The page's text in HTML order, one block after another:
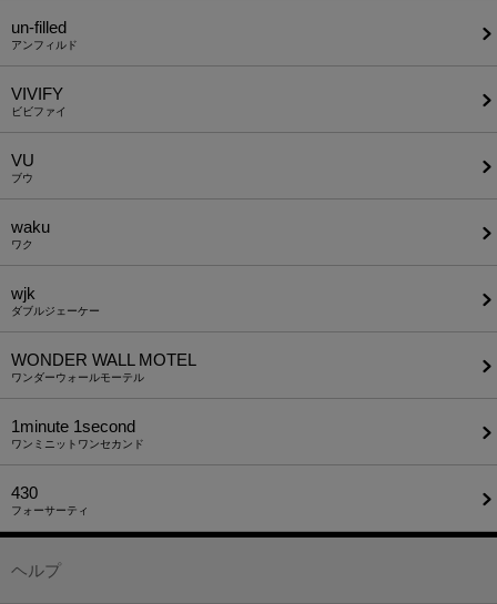
un-filled
アンフィルド
VIVIFY
ビビファイ
VU
ブウ
waku
ワク
wjk
ダブルジェーケー
WONDER WALL MOTEL
ワンダーウォールモーテル
1minute​ 1second
ワンミニットワンセカンド
430
フォーサーティ
ヘルプ